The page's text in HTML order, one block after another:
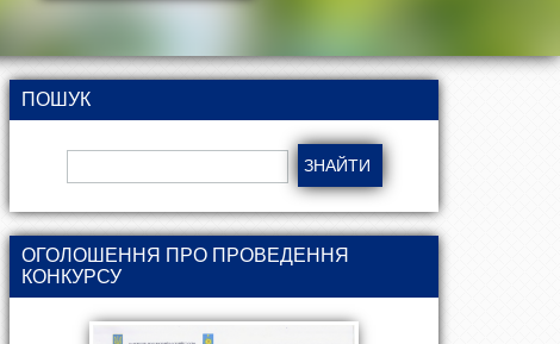
ПОШУК
ОГОЛОШЕННЯ ПРО ПРОВЕДЕННЯ
КОНКУРСУ